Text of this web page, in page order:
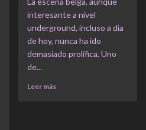
interesante a nivel
underground, incluso a día
de hoy, nunca ha ido
demasiado prolífica. Uno
de...
Leer más